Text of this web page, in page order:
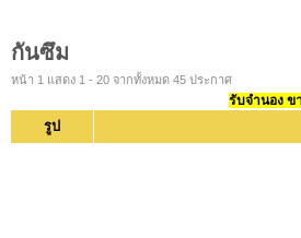
กันซึม
หน้า 1 แสดง 1 - 20 จากทั้งหมด 45 ประกาศ
รับจำนอง ข
รูป